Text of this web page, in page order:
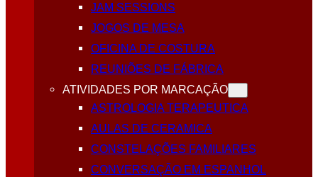
JAM SESSIONS
JOGOS DE MESA
OFICINA DE COSTURA
REUNIÕES DE FÁBRICA
ATIVIDADES POR MARCAÇÃO
ASTROLOGIA TERAPEUTICA
AULAS DE CERAMICA
CONSTELAÇÕES FAMILIARES
CONVERSAÇÃO EM ESPANHOL